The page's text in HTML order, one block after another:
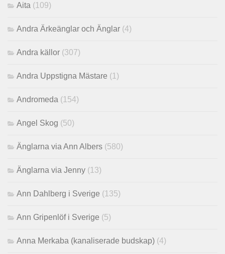
Aita (109)
Andra Ärkeänglar och Änglar (4)
Andra källor (307)
Andra Uppstigna Mästare (1)
Andromeda (154)
Angel Skog (50)
Änglarna via Ann Albers (580)
Änglarna via Jenny (13)
Ann Dahlberg i Sverige (135)
Ann Gripenlöf i Sverige (5)
Anna Merkaba (kanaliserade budskap) (4)